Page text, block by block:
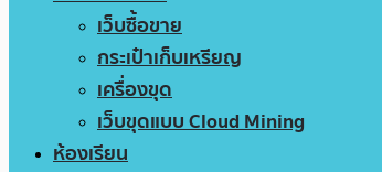
เว็บซื้อขาย
กระเป๋าเก็บเหรียญ
เครื่องขุด
เว็บขุดแบบ Cloud Mining
ห้องเรียน